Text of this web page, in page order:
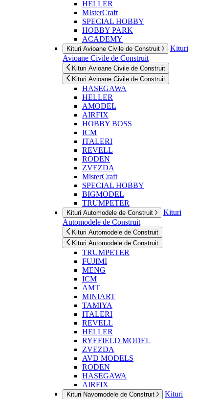
HELLER
MIsterCraft
SPECIAL HOBBY
HOBBY PARK
ACADEMY
Kituri Avioane Civile de Construit
Kituri
Avioane Civile de Construit
Kituri Avioane Civile de Construit
Kituri Avioane Civile de Construit
HASEGAWA
HELLER
AMODEL
AIRFIX
HOBBY BOSS
ICM
ITALERI
REVELL
RODEN
ZVEZDA
MisterCraft
SPECIAL HOBBY
BIGMODEL
TRUMPETER
Kituri Automodele de Construit
Kituri
Automodele de Construit
Kituri Automodele de Construit
Kituri Automodele de Construit
TRUMPETER
FUJIMI
MENG
ICM
AMT
MINIART
TAMIYA
ITALERI
REVELL
HELLER
RYEFIELD MODEL
ZVEZDA
AVD MODELS
RODEN
HASEGAWA
AIRFIX
Kituri Navomodele de Construit
Kituri